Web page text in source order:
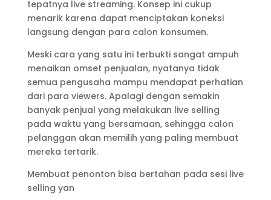
tepatnya live streaming. Konsep ini cukup
menarik karena dapat menciptakan koneksi
langsung dengan para calon konsumen.
Meski cara yang satu ini terbukti sangat ampuh
menaikan omset penjualan, nyatanya tidak
semua pengusaha mampu mendapat perhatian
dari para viewers. Apalagi dengan semakin
banyak penjual yang melakukan live selling
pada waktu yang bersamaan, sehingga calon
pelanggan akan memilih yang paling membuat
mereka tertarik.
Membuat penonton bisa bertahan pada sesi live
selling yan